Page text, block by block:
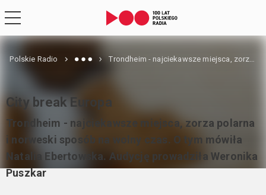
Polskie Radio Trondheim - najciekawsze miejsca, zorza polarna i norweski sposób na wolny czas. O tym mówiła Natalia Ebertowska. Audycję prowadziła Weronika Puszkar
City break Europa
Trondheim - najciekawsze miejsca, zorza polarna
i norweski sposób na wolny czas. O tym mówiła
Natalia Ebertowska. Audycję prowadziła Weronika
Puszkar